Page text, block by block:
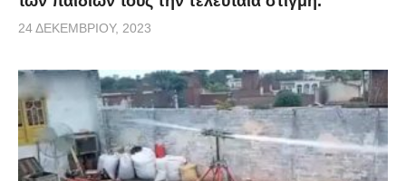
24 ΔΕΚΕΜΒΡΊΟΥ, 2023